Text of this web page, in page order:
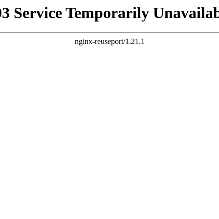
Service Temporarily
nginx-reuseport/1.21.1